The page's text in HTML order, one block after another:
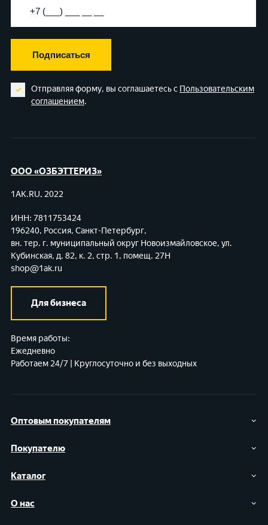
Подписаться
Отправляя форму, вы соглашаетесь с Пользовательским
соглашением.
Оптовым покупателям
Покупателю
Каталог
О нас
ООО «ОЗБЭТТЕРИЗ»
1AK.RU, 2022
ИНН: 7811753424
196240, Россия, Санкт-Петербург,
вн. тер. г. муниципальный округ Новоизмайловское, ул.
Кубинская, д. 82, к. 2, стр. 1, помещ. 27Н
shop@1ak.ru
Для бизнеса
Время работы:
Ежедневно
Работаем 24/7 | Круглосуточно и без выходных